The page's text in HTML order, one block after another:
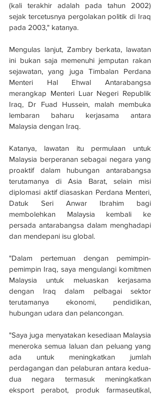
(kali terakhir adalah pada tahun 2002)
sejak tercetusnya pergolakan politik di Iraq
pada 2003," katanya.
Mengulas lanjut, Zambry berkata, lawatan
ini bukan saja memenuhi jemputan rakan
sejawatan, yang juga Timbalan Perdana
Menteri Hal Ehwal Antarabangsa
merangkap Menteri Luar Negeri Republik
Iraq, Dr Fuad Hussein, malah membuka
lembaran baharu kerjasama antara
Malaysia dengan Iraq.
Katanya, lawatan itu permulaan untuk
Malaysia berperanan sebagai negara yang
proaktif dalam hubungan antarabangsa
terutamanya di Asia Barat, selain misi
diplomasi aktif diasaskan Perdana Menteri,
Datuk Seri Anwar Ibrahim bagi
membolehkan Malaysia kembali ke
persada antarabangsa dalam menghadapi
dan mendepani isu global.
"Dalam pertemuan dengan pemimpin-
pemimpin Iraq, saya mengulangi komitmen
Malaysia untuk meluaskan kerjasama
dengan Iraq dalam pelbagai sektor
terutamanya ekonomi, pendidikan,
hubungan udara dan pelancongan.
"Saya juga menyatakan kesediaan Malaysia
meneroka semua laluan dan peluang yang
ada untuk meningkatkan jumlah
perdagangan dan pelaburan antara kedua-
dua negara termasuk meningkatkan
eksport perabot, produk farmaseutikal,